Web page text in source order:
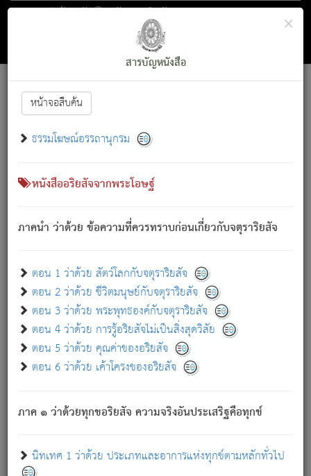
ตอน 1 ว่าด้วย สัตว์โลกกับจตุราริยสัจ
สารบัญ×
สารบัญหนังสือ
หน้าจอสืบค้น
ธรรมโฆษณ์อรรถานุกรม
หนังสืออริยสัจจากพระโอษฐ์
ภาคนำ ว่าด้วย ข้อความที่ควรทราบก่อนเกี่ยวกับจตุราริยสัจ
ตอน 1 ว่าด้วย สัตว์โลกกับจตุราริยสัจ
ตอน 2 ว่าด้วย ชีวิตมนุษย์กับจตุราริยสัจ
ตอน 3 ว่าด้วย พระพุทธองค์กับจตุราริยสัจ
ตอน 4 ว่าด้วย การรู้อริยสัจไม่เป็นสิ่งสุดวิสัย
ตอน 5 ว่าด้วย คุณค่าของอริยสัจ
ตอน 6 ว่าด้วย เค้าโครงของอริยสัจ
ภาค ๑ ว่าด้วยทุกขอริยสัจ ความจริงอันประเสริฐคือทุกข์
นิทเทศ 1 ว่าด้วย ประเภทและอาการแห่งทุกข์ตามหลักทั่วไป
Font :15 ]||
สัตว์โลกนี้ เกิดความเดือดร้อนแล้ว มีผัสสะบังหน้า
เขาสำคัญสิ่งใด โดยความเป็นประการใด แต่สิ่งนั้นย่อมเป็น
(ตามที่เป็นจริง) โดยประการอื่นจากที่เขาสำคัญนั้น
สัตว์โลกติดข้องอยู่ในภพ ถูกภพบังหน้าแล้ว มีภพโดยความ
เป็นอย่างอื่น (จากที่มันเป็นอยู่จริง) จึงได้เพลิดเพลินยิ่งนักในภพ
เขาเพลิดเพลินยิ่งนักในสิ่งใด สิ่งนั้นเป็นภัย (ที่เขาไม่รู้จัก)
เขากลัวต่อสิ่งใดสิ่งนั้นเป็นทุกข์
พรหมจรรย์นี้ อันบุคคลย่อมประพฤติ ก็เพื่อการละขาดซึ่ง
ภพ.
สมณะหรือพราหมณ์เหล่าใด กล่าวความหลุดพ้นจากภพว่า
มีได้เพราะภพ เรากล่าวว่า สมณะหรือพราหมณ์ทั้งปวงนั้น
มิใช่ผู้หลดพ้นจากภพ.
ภพ ว่ามีได้เพราะวิภพ[2]: เรากล่าวว่า สมณะหรือพราหมณ์ทั้ง
ปวงนั้น ก็ยังสลัดภพออกไปไม่ได้.
ก็ทุกข์นี้มีขึ้น เพราะอาศัยซึ่งอุปธิทั้งปวง.
เพราะความสิ้นไปแห่งอุปาทานทั้งปวง ความเกิดขึ้นแห่ง